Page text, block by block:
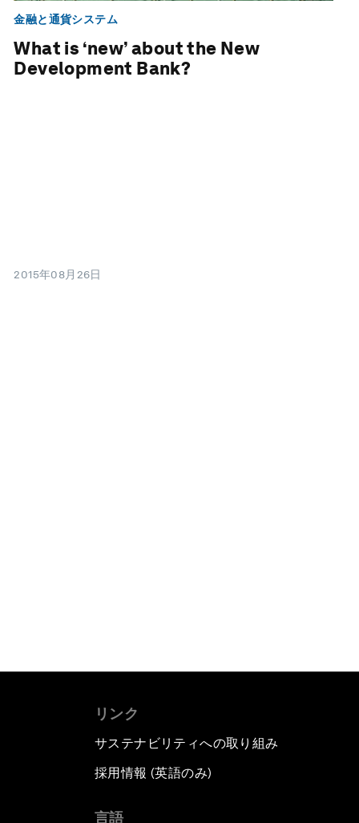
金融と通貨システム
What is ‘new’ about the New
Development Bank?
2015年08月26日
リンク
サステナビリティへの取り組み
採用情報 (英語のみ)
言語